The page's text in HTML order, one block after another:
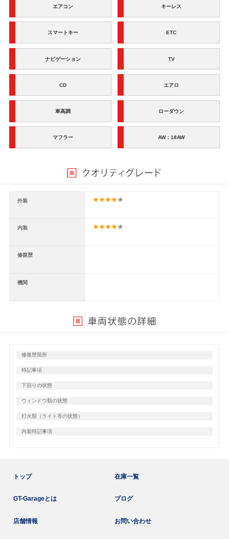
エアコン キーレス
スマートキー ETC
ナビゲーション TV
CD エアロ
車高調 ローダウン
マフラー AW：18AW
外装
内装
修復歴
機関
修復歴箇所
特記事項
下回りの状態
ウィンドウ類の状態
灯火類（ライト等の状態）
内装特記事項
トップ 在庫一覧
GT-Garageとは ブログ
店舗情報 お問い合わせ